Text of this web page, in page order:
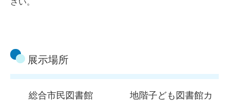
展示場所
総合市民図書館 地階子ども図書館カ